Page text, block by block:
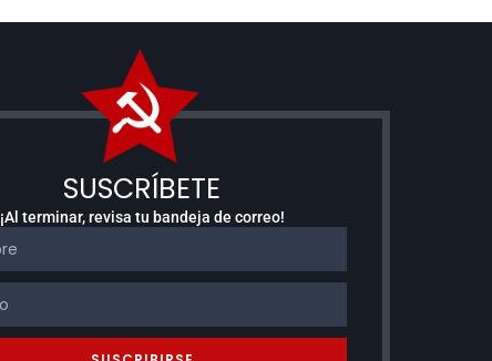
SUSCRÍBETE
¡Al terminar, revisa tu bandeja de correo!